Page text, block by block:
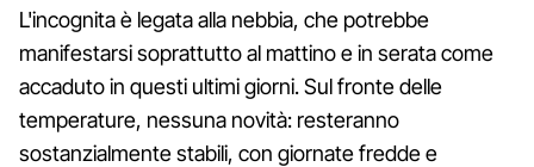
L'incognita è legata alla nebbia, che potrebbe
manifestarsi soprattutto al mattino e in serata come
accaduto in questi ultimi giorni. Sul fronte delle
temperature, nessuna novità: resteranno
sostanzialmente stabili, con giornate fredde e